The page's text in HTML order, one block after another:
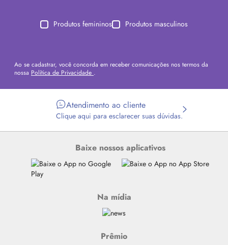
Produtos femininos Produtos masculinos
Ao se cadastrar, você concorda em receber comunicações nos termos da
nossa Política de Privacidade .
Atendimento ao cliente
Clique aqui para esclarecer suas dúvidas.
Baixe nossos aplicativos
Na mídia
Prêmio